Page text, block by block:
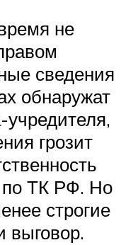
не
сведения
обнаружат
учредителя,
грозит
по ТК РФ. Но
строгие
выговор.